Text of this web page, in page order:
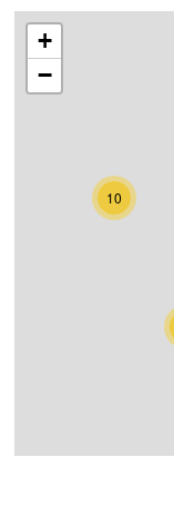
10
+
−